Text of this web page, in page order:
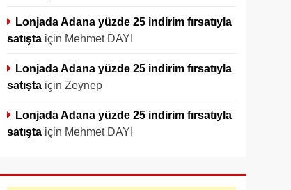
Lonjada Adana yüzde 25 indirim fırsatıyla
satışta için Mehmet DAYI
Lonjada Adana yüzde 25 indirim fırsatıyla
satışta için Zeynep
Lonjada Adana yüzde 25 indirim fırsatıyla
satışta için Mehmet DAYI